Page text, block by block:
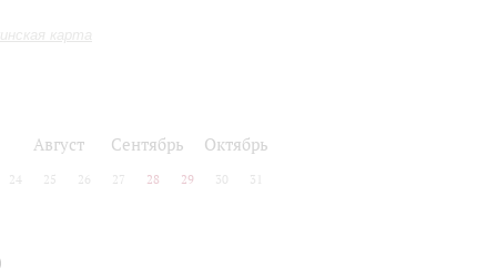
карта
Август Сентябрь Октябрь
24 25 26 27 28 29 30 31